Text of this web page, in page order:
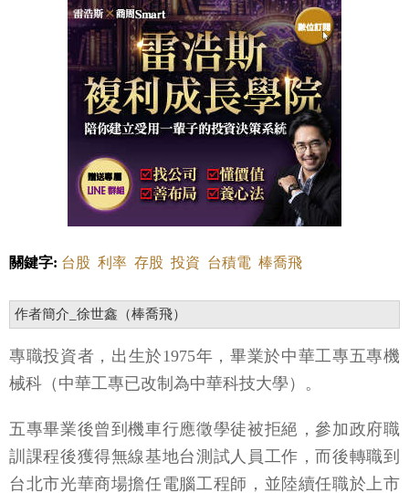
利率 棒喬飛
作者簡介_徐世鑫（棒喬飛）
專職投資者，出生於1975年，畢業於中華工專五專機
五專畢業後曾到機車行應徵學徒被拒絕，參加政府職
台北市光華商場擔任電腦工程師，並陸續任職於上市
公司台達電子、技嘉科技、仁寶電腦。